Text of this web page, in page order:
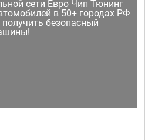
сети Евро Чип Тюнинг
в 50+ городах РФ
безопасный